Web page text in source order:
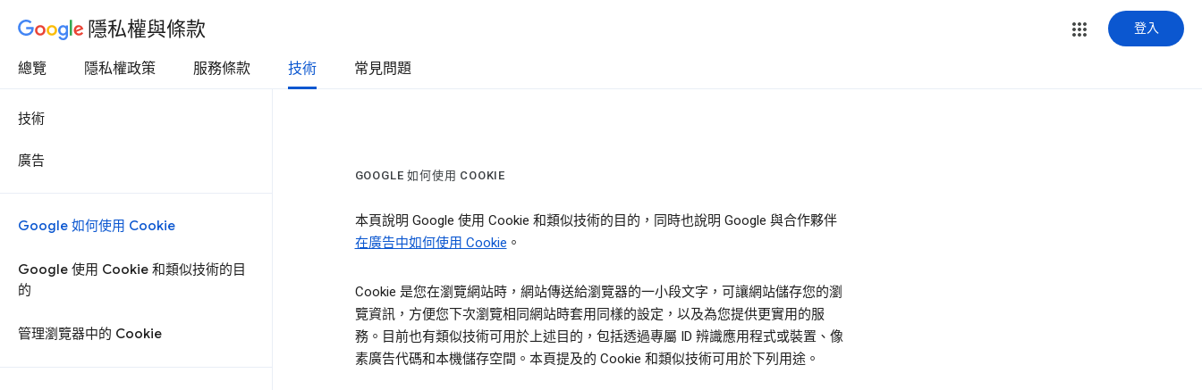
隱私權與條款 登入
總覽 隱私權政策 服務條款 技術 常見問題
技術
廣告
Google 如何使用 Cookie
Google 使用 Cookie 和類似技術的目
的
管理瀏覽器中的 Cookie
GOOGLE 如何使用 COOKIE
本頁說明 Google 使用 Cookie 和類似技術的目的，同時也說明 Google 與合作夥伴
在廣告中如何使用 Cookie 。
Cookie 是您在瀏覽網站時，網站傳送給瀏覽器的一小段文字，可讓網站儲存您的瀏
覽資訊，方便您下次瀏覽相同網站時套用同樣的設定，以及為您提供更實用的服
務。目前也有類似技術可用於上述目的，包括透過專屬 ID 辨識應用程式或裝置、像
素廣告代碼和本機儲存空間。本頁提及的 Cookie 和類似技術可用於下列用途。